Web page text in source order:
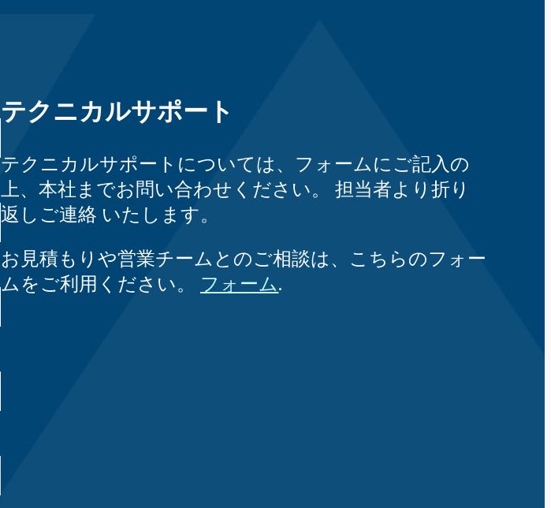
テクニカルサポート
テクニカルサポートについては、フォームにご記入の
上、本社までお問い合わせください。
担当者より折り
返し ご連絡 いたします。
お見積もりや営業チームとのご相談は、こちらのフォー
ムをご利用ください。
フォーム.